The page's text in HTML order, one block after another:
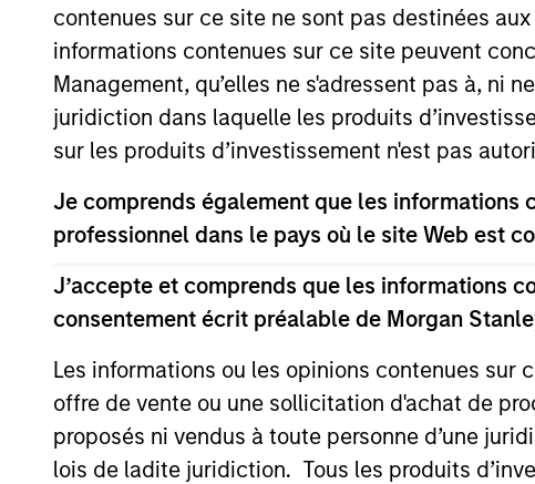
contenues sur ce site ne sont pas destinées
informations contenues sur ce site peuvent
Management, qu’elles ne s'adressent pas à, ni
juridiction dans laquelle les produits
sur les produits d’investissement n'est pas
Je comprends également que les informations
professionnel dans le pays où le site Web est
J’accepte et comprends que les informations
consentement écrit préalable de Morgan
Les informations ou les opinions contenues
offre de vente ou une sollicitation d'achat de
proposés ni vendus à toute personne d’une
lois de ladite juridiction. Tous les produits
Jun Shoji
Chief Fund Manager
Ko